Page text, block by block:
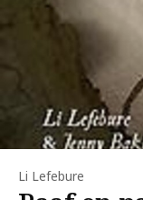
Li Lefebure